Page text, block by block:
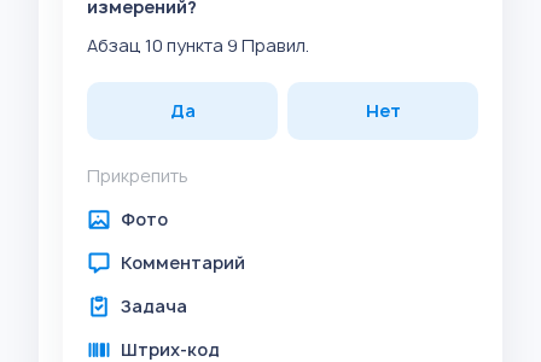
измерений?
Абзац 10 пункта 9 Правил.
Да Нет
Прикрепить
Фото
Комментарий
Задача
Штрих-код